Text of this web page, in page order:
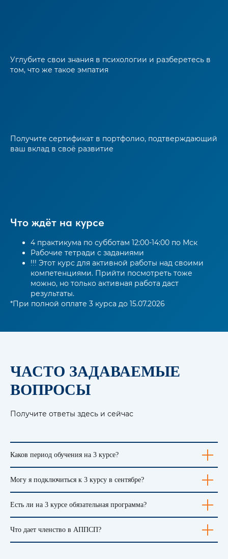
Углубите свои знания в психологии и разберетесь в
том, что же такое эмпатия
Получите сертификат в портфолио, подтверждающий
ваш вклад в своё развитие
Что ждёт на курсе
4 практикума по субботам 12:00-14:00 по Мск
Рабочие тетради с заданиями
!!! Этот курс для активной работы над своими
компетенциями. Прийти посмотреть тоже
можно, но только активная работа даст
результаты.
*При полной оплате 3 курса до 15.07.2026
ЧАСТО ЗАДАВАЕМЫЕ
ВОПРОСЫ
Получите ответы здесь и сейчас
Каков период обучения на 3 курсе?
Могу я подключиться к 3 курсу в сентябре?
Есть ли на 3 курсе обязательная программа?
Что дает членство в АППСП?